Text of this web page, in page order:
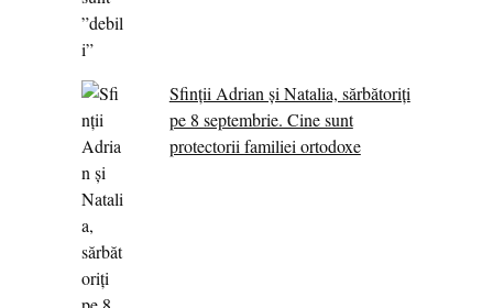
Sfinții Adrian și Natalia, sărbătoriți
pe 8 septembrie. Cine sunt
protectorii familiei ortodoxe